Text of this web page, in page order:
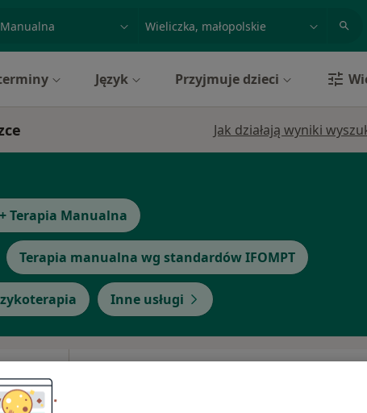
Język Przyjmuje dzieci
Jak działają wyniki
Terapia Manualna
Terapia manualna wg standardów IFOMPT
Inne usługi